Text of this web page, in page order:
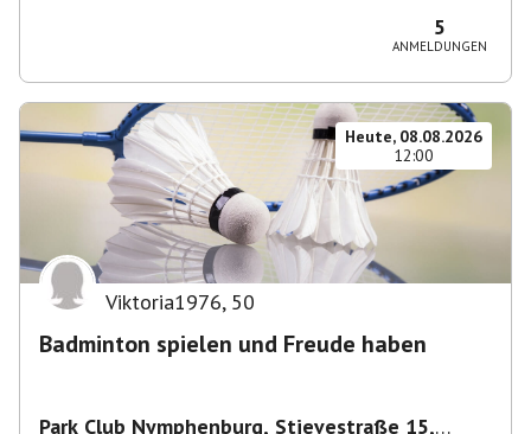
5
ANMELDUNGEN
Heute, 08.08.2026
12:00
Viktoria1976, 50
Badminton spielen und Freude haben
Park Club Nymphenburg, Stievestraße 15,